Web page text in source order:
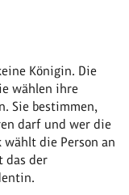
Königin. Die
wählen ihre
Sie bestimmen,
darf und wer die
die Person an
das der